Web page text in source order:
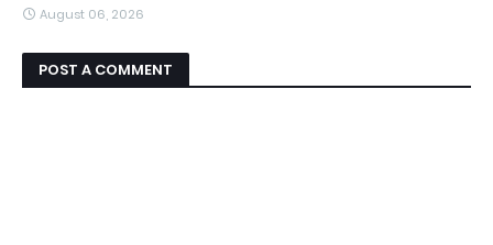
August 06, 2026
POST A COMMENT